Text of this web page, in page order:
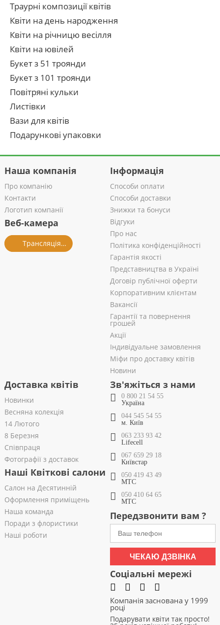
Траурні композиції квітів
Квіти на день народження
Квіти на річницю весілля
Квіти на ювілей
Букет з 51 троянди
Букет з 101 троянди
Повітряні кульки
Листівки
Вази для квітів
Подарункові упаковки
Наша компанія
Про компанію
Контакти
Логотип компанії
Веб-камера
Трансляція із салону
Інформація
Способи оплати
Способи доставки
Знижки та бонуси
Відгуки
Про нас
Політика конфіденційності
Гарантія якості
Представництва в Україні
Договір публічної оферти
Корпоративним клієнтам
Вакансії
Гарантії та повернення
грошей
Акції
Індивідуальне замовлення
Міфи про доставку квітів
Новини
Доставка квітів
Новинки
Весняна колекція
14 Лютого
8 Березня
Співпраця
Фотографії з доставок
Наші Квіткові салони
Салон на Десятинній
Оформлення приміщень
Наша команда
Поради з флористики
Наші роботи
Зв'яжіться з нами
0 800 21 54 55
Україна
044 545 54 55
м. Київ
063 233 93 42
Lifecell
067 659 29 18
Київстар
050 419 43 49
МТС
050 410 64 65
МТС
Передзвонити вам ?
ЧЕКАЮ ДЗВІНКА
Соціальні мережі
Компанія заснована у 1999
році
Подарувати квіти так просто!